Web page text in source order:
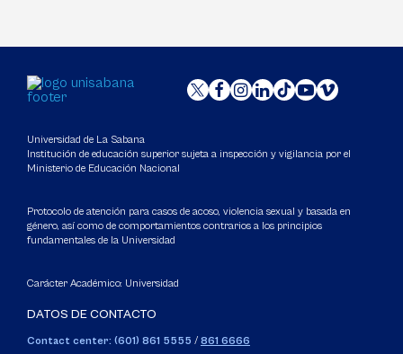
Universidad de La Sabana
Institución de educación superior sujeta a inspección y vigilancia por el
Ministerio de Educación Nacional
Protocolo de atención para casos de acoso, violencia sexual y basada en
género, así como de comportamientos contrarios a los principios
fundamentales de la Universidad
Carácter Académico: Universidad
DATOS DE CONTACTO
Contact center: (601) 861 5555 / 861 6666